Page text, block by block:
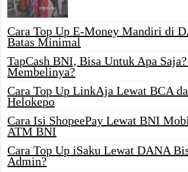
Cara Top Up E-Money Mandiri di
Batas Minimal
TapCash BNI, Bisa Untuk Apa
Membelinya?
Cara Top Up LinkAja Lewat BCA
Helokepo
Cara Isi ShopeePay Lewat BNI
ATM BNI
Cara Top Up iSaku Lewat DANA
Admin?